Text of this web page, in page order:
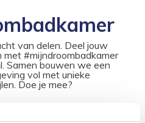
van delen. Deel jouw
met #mijndroombadkamer
Samen bouwen we een
vol met unieke
Doe je mee?